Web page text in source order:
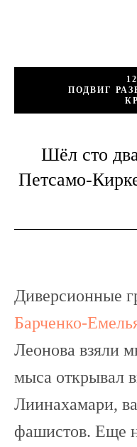
ПОДВИГ
Шёл сто
Петсамо-
Диверсионные
Барченко-
Леонова взяли
мыса открывал
Лиинахамари,
фашистов. Еще